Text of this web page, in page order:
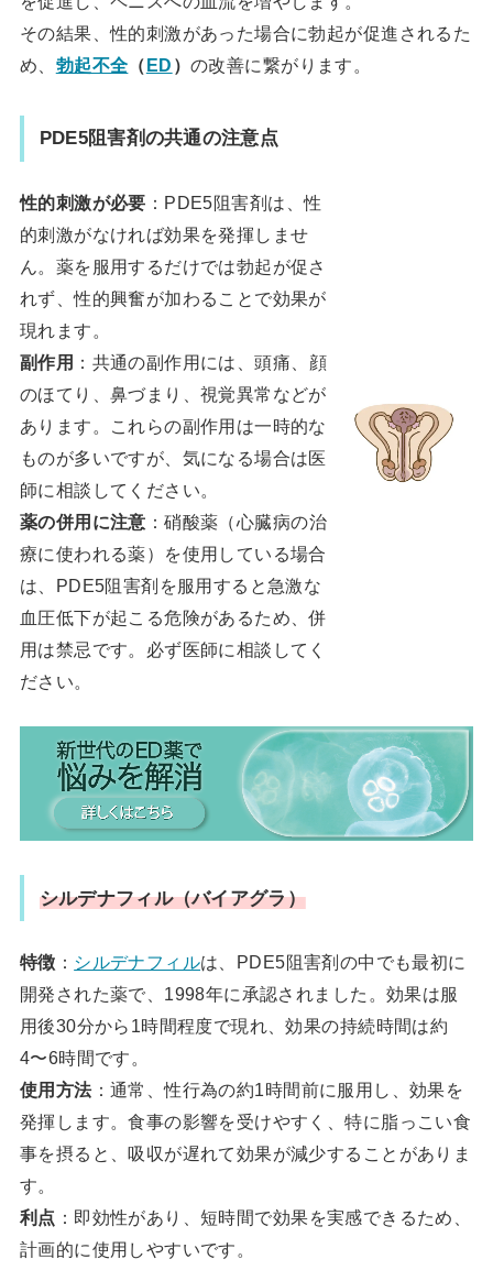
その結果、性的刺激があった場合に勃起が促進されるた
め、 勃起不全 （ED ）の改善に繋がります。
PDE5阻害剤の共通の注意点
性的刺激が必要 ：PDE5阻害剤は、性
的刺激がなければ効果を発揮しませ
ん。薬を服用するだけでは勃起が促さ
れず、性的興奮が加わることで効果が
現れます。
副作用 ：共通の副作用には、頭痛、顔
のほてり、鼻づまり、視覚異常などが
あります。これらの副作用は一時的な
ものが多いですが、気になる場合は医
師に相談してください。
薬の併用に注意 ：硝酸薬（心臓病の治
療に使われる薬）を使用している場合
は、PDE5阻害剤を服用すると急激な
血圧低下が起こる危険があるため、併
用は禁忌です。必ず医師に相談してく
ださい。
シルデナフィル（バイアグラ）
特徴 ： シルデナフィルは、PDE5阻害剤の中でも最初に
開発された薬で、1998年に承認されました。効果は服
用後30分から1時間程度で現れ、効果の持続時間は約
4〜6時間です。
使用方法：通常、性行為の約1時間前に服用し、効果を
発揮します。食事の影響を受けやすく、特に脂っこい食
事を摂ると、吸収が遅れて効果が減少することがありま
す。
利点 ：即効性があり、短時間で効果を実感できるため、
計画的に使用しやすいです。